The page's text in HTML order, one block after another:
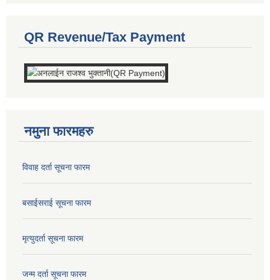
QR Revenue/Tax Payment
नमुना फारमहरु
विवाह दर्ता सूचना फारम
बसाईसराई सूचना फारम
मृत्युदर्ता सूचना फारम
जन्म दर्ता सूचना फारम